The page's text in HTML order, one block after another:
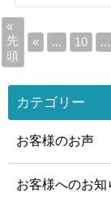
«
先
頭
« ... 10 ...
カテゴリー
お客様のお声
お客様へのお知